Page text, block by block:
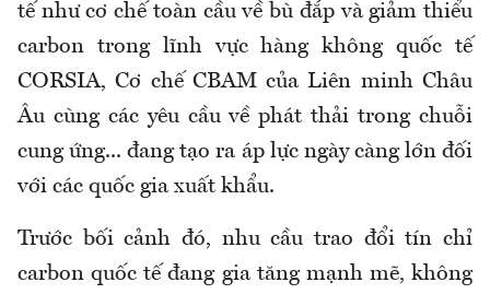
tế như cơ chế toàn cầu về bù đắp và giảm thiểu
carbon trong lĩnh vực hàng không quốc tế
CORSIA, Cơ chế CBAM của Liên minh Châu
Âu cùng các yêu cầu về phát thải trong chuỗi
cung ứng... đang tạo ra áp lực ngày càng lớn đối
với các quốc gia xuất khẩu.
Trước bối cảnh đó, nhu cầu trao đổi tín chỉ
carbon quốc tế đang gia tăng mạnh mẽ, không